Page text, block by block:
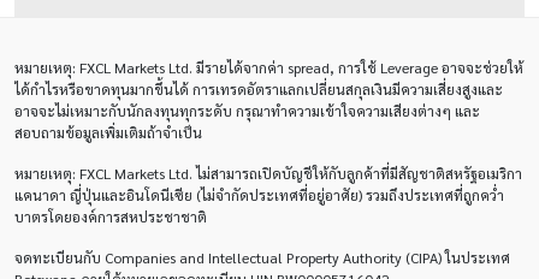
CAD CHF COVID-19 CPI Charles Dow
Cherry Blossom Chinese Yuan
Correlation Matrix D1 DXY DailyFX
Default mode network
หมายเหตุ: FXCL Markets Ltd. มีรายได้จากค่า spread, การใช้ Leverageอาจจะช่วยให้
ได้กำไรหรือขาดทุนมากขึ้นได้ การเทรดอัตราแลกเปลี่ยนสกุลเงินมีความเสี่ยงสูงและ
อาจจะไม่เหมาะกับนักลงทุนทุกระดับ กรุณาทำความเข้าใจความเสียงต่างๆ และ
สอบถามข้อมูลเพิ่มเติมถ้าจำเป็น
หมายเหตุ: FXCL Markets Ltd.ไม่สามารถเปิดบัญชีให้กับลูกค้าที่มีสัญชาติสหรัฐอเมริกา
แคนาดา ญี่ปุ่นและอินโดนีเซีย (ไม่จำกัดประเทศที่อยู่อาศัย) รวมถึงประเทศที่ถูกคว่ำ
บาตรโดยองค์การสหประชาชาติ
จดทะเบียนกับ Companies and Intellectual Property Authority (CIPA) ในประเทศ